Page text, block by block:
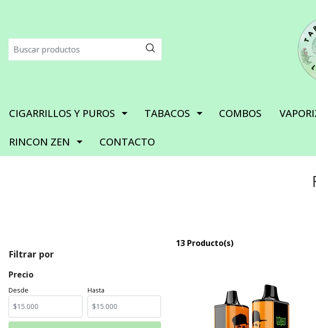
CIGARRILLOS Y PUROS TABACOS COMBOS
RINCON ZEN CONTACTO
Filtrar por
Precio
Desde Hasta
13 Producto(s)